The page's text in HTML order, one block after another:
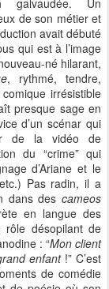
galvaudée. Un
de son métier et
avait débuté
qui est à l’image
né hilarant,
, rythmé, tendre,
irrésistible
presque sage en
d’un scénar qui
de la vidéo de
du “crime” qui
d’Ariane et le
Pas radin, il a
dans des cameos
en langue des
désopilant de
: “Mon client
enfant!” C’est
de comédie